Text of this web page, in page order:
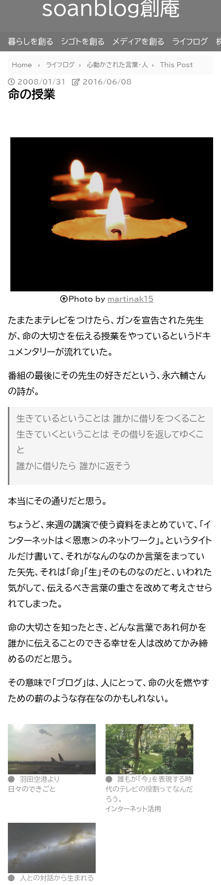
soanblog創庵
暮らしを創る シゴトを創る メディアを創る ライフログ
Home ライフログ 心動かされた言葉・人 This Post
2008/01/31 2016/06/08
命の授業
Photo by martinak15
たまたまテレビをつけたら、ガンを宣告された先生
が、命の大切さを伝える授業をやっているというドキ
ュメンタリーが流れていた。
番組の最後にその先生の好きだという、永六輔さん
の詩が。
生きているということは 誰かに借りをつくること
生きていくということは その借りを返してゆくこ
と
誰かに借りたら 誰かに返そう
本当にその通りだと思う。
ちょうど、来週の講演で使う資料をまとめていて、「イ
ンターネットは＜恩恵＞のネットワーク」。というタイト
ルだけ書いて、それがなんのなのか言葉をまってい
た矢先、それは「命」「生」そのものなのだと、いわれた
気がして、伝えるべき言葉の重さを改めて考えさせら
れてしまった。
命の大切さを知ったとき、どんな言葉であれ何かを
誰かに伝えることのできる幸せを人は改めてかみ締
めるのだと思う。
その意味で「ブログ」は、人にとって、命の火を燃やす
ための薪のような存在なのかもしれない。
羽田空港より
日々のできごと
誰もが「今」を表現する時
代のテレビの役割ってなんだ
ろう。
インターネット活用
人との対話から生まれる